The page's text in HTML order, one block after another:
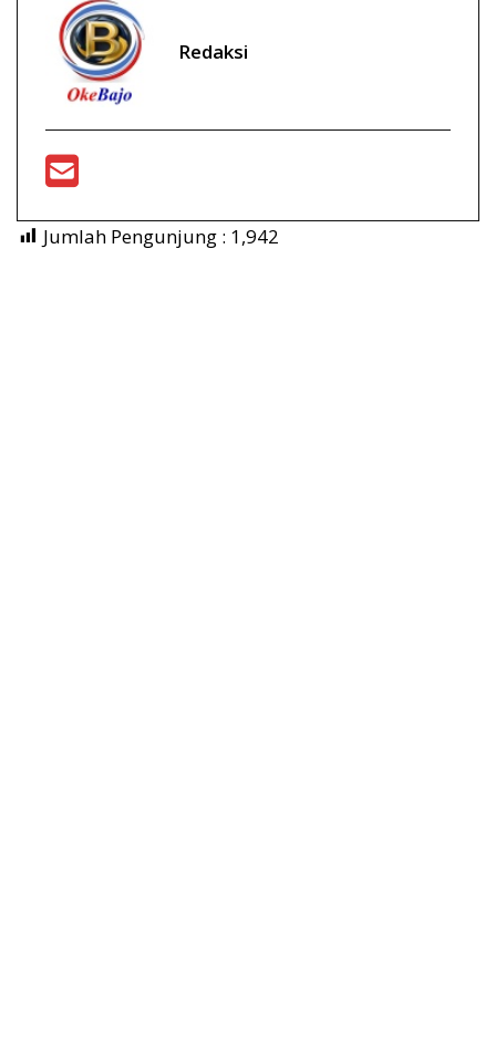
Redaksi
Jumlah Pengunjung : 1,942